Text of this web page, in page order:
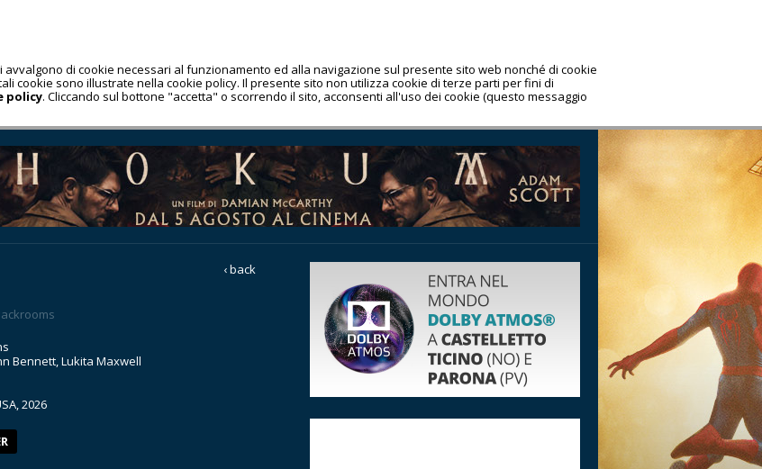
di cookie necessari al funzionamento ed alla navigazione sul presente sito web nonché di cookie
cookie sono illustrate nella cookie policy. Il presente sito non utilizza cookie di terze parti per fini di
policy. Cliccando sul bottone "accetta" o scorrendo il sito, acconsenti all'uso dei cookie (questo messaggio
‹ back
Bennett, Lukita Maxwell
2026